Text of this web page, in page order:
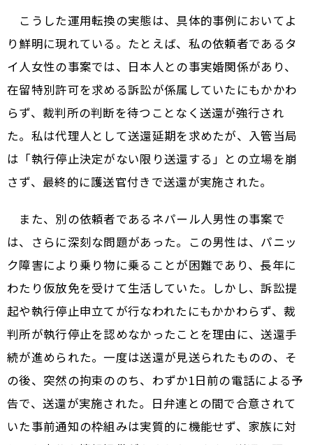
こうした運用転換の実態は、具体的事例においてよ
り鮮明に現れている。たとえば、私の依頼者であるタ
イ人女性の事案では、日本人との事実婚関係があり、
在留特別許可を求める訴訟が係属していたにもかかわ
らず、裁判所の判断を待つことなく送還が強行され
た。私は代理人として送還延期を求めたが、入管当局
は「執行停止決定がない限り送還する」との立場を崩
さず、最終的に護送官付きで送還が実施された。
また、別の依頼者であるネパール人男性の事案で
は、さらに深刻な問題があった。この男性は、パニッ
ク障害により乗り物に乗ることが困難であり、長年に
わたり仮放免を受けて生活していた。しかし、訴訟提
起や執行停止申立てが行なわれたにもかかわらず、裁
判所が執行停止を認めなかったことを理由に、送還手
続が進められた。一度は送還が見送られたものの、そ
の後、突然の拘束ののち、わずか1日前の電話による予
告で、送還が実施された。日弁連との間で合意されて
いた事前通知の枠組みは実質的に機能せず、家族に対